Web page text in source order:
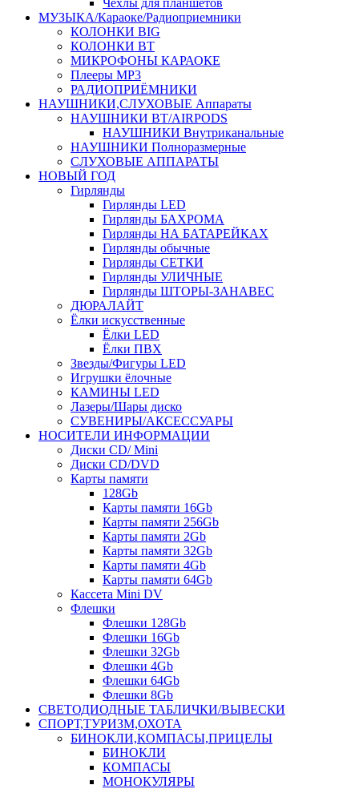
Чехлы для планшетов
МУЗЫКА/Караоке/Радиоприемники
КОЛОНКИ BIG
КОЛОНКИ BT
МИКРОФОНЫ КАРАОКЕ
Плееры MP3
РАДИОПРИЁМНИКИ
НАУШНИКИ,СЛУХОВЫЕ Аппараты
НАУШНИКИ BT/AIRPODS
НАУШНИКИ Внутриканальные
НАУШНИКИ Полноразмерные
СЛУХОВЫЕ АППАРАТЫ
НОВЫЙ ГОД
Гирлянды
Гирлянды LED
Гирлянды БАХРОМА
Гирлянды НА БАТАРЕЙКАХ
Гирлянды обычные
Гирлянды СЕТКИ
Гирлянды УЛИЧНЫЕ
Гирлянды ШТОРЫ-ЗАНАВЕС
ДЮРАЛАЙТ
Ёлки искусственные
Ёлки LED
Ёлки ПВХ
Звезды/Фигуры LED
Игрушки ёлочные
КАМИНЫ LED
Лазеры/Шары диско
СУВЕНИРЫ/АКСЕССУАРЫ
НОСИТЕЛИ ИНФОРМАЦИИ
Диски CD/ Mini
Диски CD/DVD
Карты памяти
128Gb
Карты памяти 16Gb
Карты памяти 256Gb
Карты памяти 2Gb
Карты памяти 32Gb
Карты памяти 4Gb
Карты памяти 64Gb
Кассета Mini DV
Флешки
Флешки 128Gb
Флешки 16Gb
Флешки 32Gb
Флешки 4Gb
Флешки 64Gb
Флешки 8Gb
СВЕТОДИОДНЫЕ ТАБЛИЧКИ/ВЫВЕСКИ
СПОРТ,ТУРИЗМ,ОХОТА
БИНОКЛИ,КОМПАСЫ,ПРИЦЕЛЫ
БИНОКЛИ
КОМПАСЫ
МОНОКУЛЯРЫ